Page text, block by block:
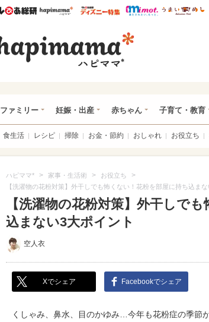
ウレぴあ総研ハピママ* ウレぴあ総研 ディズ
mimot.
ファミリー 妊娠・出産 赤ちゃん 子育て・教育
食生活 レシピ 掃除 お金・節約 おしゃれ お役立ち
ハピママ* > 家事・生活術 > お役立ち >
【洗濯物の花粉対策】外干しでも怖くない！花粉を部屋に持ち込まな
【洗濯物の花粉対策】外干しで
込まない3大ポイント
空人衣
Xでシェア Facebookでシェア
くしゃみ、鼻水、目のかゆみ…今年も花粉症の季節